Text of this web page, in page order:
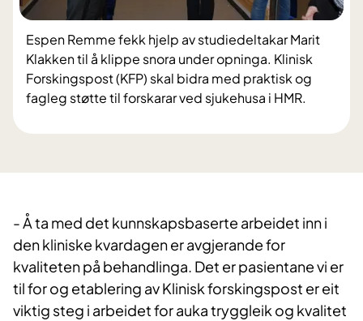
Espen Remme fekk hjelp av studiedeltakar Marit
Klakken til å klippe snora under opninga. Klinisk
Forskingspost (KFP) skal bidra med praktisk og
fagleg støtte til forskarar ved sjukehusa i HMR.
- Å ta med det kunnskapsbaserte arbeidet inn i
den kliniske kvardagen er avgjerande for
kvaliteten på behandlinga. Det er pasientane vi er
til for og etablering av Klinisk forskingspost er eit
viktig steg i arbeidet for auka tryggleik og kvalitet